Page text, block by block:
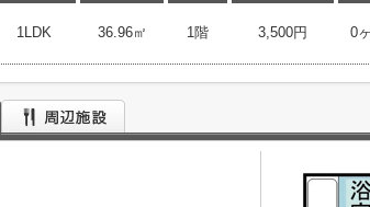
1LDK 36.96㎡ 1階 3,500円 0